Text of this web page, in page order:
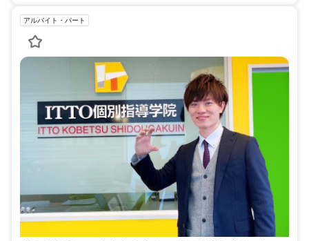
アルバイト・パート